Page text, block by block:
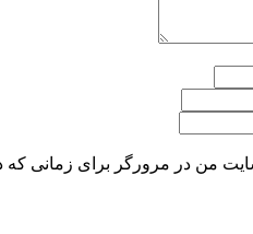
من در مرورگر برای زمانی که